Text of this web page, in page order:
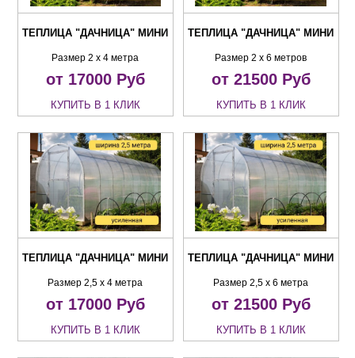
ТЕПЛИЦА "ДАЧНИЦА" МИНИ
Размер 2 х 4 метра
от 17000Руб
КУПИТЬ В 1 КЛИК
ТЕПЛИЦА "ДАЧНИЦА" МИНИ
Размер 2 х 6 метров
от 21500Руб
КУПИТЬ В 1 КЛИК
ТЕПЛИЦА "ДАЧНИЦА" МИНИ
Размер 2,5 х 4 метра
от 17000Руб
КУПИТЬ В 1 КЛИК
ТЕПЛИЦА "ДАЧНИЦА" МИНИ
Размер 2,5 х 6 метра
от 21500Руб
КУПИТЬ В 1 КЛИК